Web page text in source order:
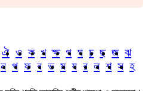
ঐ ও ক খ ক্ষ গ ঘ চ ছ জ ঝ
ন প ফ ব ভ ম য র ল শ স হ